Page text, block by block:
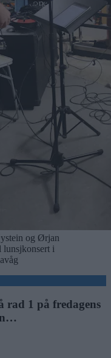
og Ørjan
i
rad 1 på fredagens